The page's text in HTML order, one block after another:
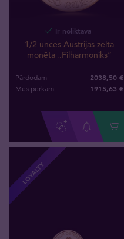
Ir noliktavā
1/2 unces Austrijas zelta
monēta „Filharmoniks”
Pārdodam 2038,50 €
Mēs pērkam 1915,63 €
LOYALTY